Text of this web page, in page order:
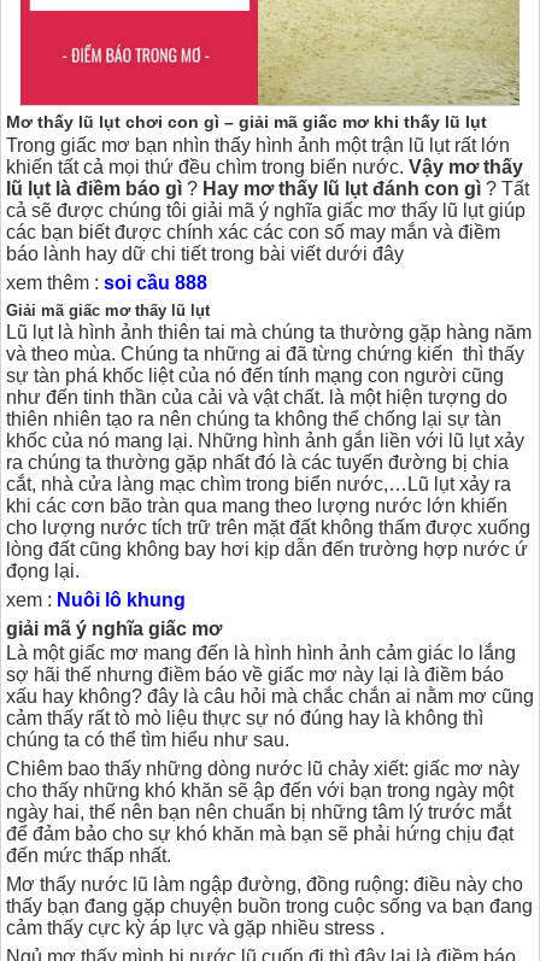
Mơ thấy lũ lụt chơi con gì – giải mã giấc mơ khi thấy lũ lụt
Trong giấc mơ bạn nhìn thấy hình ảnh một trận lũ lụt rất lớn
khiến tất cả mọi thứ đều chìm trong biển nước. Vậy mơ thấy
lũ lụt là điềm báo gì ? Hay mơ thấy lũ lụt đánh con gì ? Tất
cả sẽ được chúng tôi giải mã ý nghĩa giấc mơ thấy lũ lụt giúp
các bạn biết được chính xác các con số may mắn và điềm
báo lành hay dữ chi tiết trong bài viết dưới đây
xem thêm : soi cầu 888
Giải mã giấc mơ thấy lũ lụt
Lũ lụt là hình ảnh thiên tai mà chúng ta thường gặp hàng năm
và theo mùa. Chúng ta những ai đã từng chứng kiến thì thấy
sự tàn phá khốc liệt của nó đến tính mạng con người cũng
như đến tinh thần của cải và vật chất. là một hiện tượng do
thiên nhiên tạo ra nên chúng ta không thể chống lại sự tàn
khốc của nó mang lại. Những hình ảnh gắn liền với lũ lụt xảy
ra chúng ta thường gặp nhất đó là các tuyến đường bị chia
cắt, nhà cửa làng mạc chìm trong biển nước,…Lũ lụt xảy ra
khi các cơn bão tràn qua mang theo lượng nước lớn khiến
cho lượng nước tích trữ trên mặt đất không thấm được xuống
lòng đất cũng không bay hơi kịp dẫn đến trường hợp nước ứ
đọng lại.
xem : Nuôi lô khung
giải mã ý nghĩa giấc mơ
Là một giấc mơ mang đến là hình hình ảnh cảm giác lo lắng
sợ hãi thế nhưng điềm báo về giấc mơ này lại là điềm báo
xấu hay không? đây là câu hỏi mà chắc chắn ai nằm mơ cũng
cảm thấy rất tò mò liệu thực sự nó đúng hay là không thì
chúng ta có thể tìm hiểu như sau.
Chiêm bao thấy những dòng nước lũ chảy xiết: giấc mơ này
cho thấy những khó khăn sẽ ập đến với bạn trong ngày một
ngày hai, thế nên bạn nên chuẩn bị những tâm lý trước mắt
để đảm bảo cho sự khó khăn mà bạn sẽ phải hứng chịu đạt
đến mức thấp nhất.
Mơ thấy nước lũ làm ngập đường, đồng ruộng: điều này cho
thấy bạn đang gặp chuyện buồn trong cuộc sống va bạn đang
cảm thấy cực kỳ áp lực và gặp nhiều stress .